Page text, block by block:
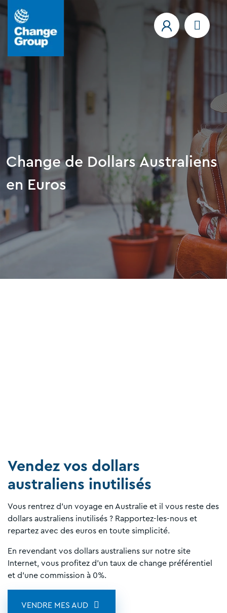
Change de Dollars Australiens
en Euros
Vendez vos dollars
australiens inutilisés
Vous rentrez d'un voyage en Australie et il vous reste des
dollars australiens inutilisés ? Rapportez-les-nous et
repartez avec des euros en toute simplicité.
En revendant vos dollars australiens sur notre site
Internet, vous profitez d'un taux de change préférentiel
et d'une commission à 0%.
VENDRE MES AUD